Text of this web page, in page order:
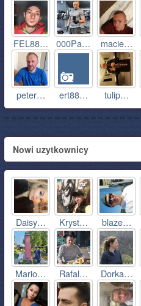
FEL88… 000Pa… macie…
peter… ert88… tulip…
Nowi uzytkownicy
Daisy… Kryst… blaze…
Mario… Rafal… Dorka…